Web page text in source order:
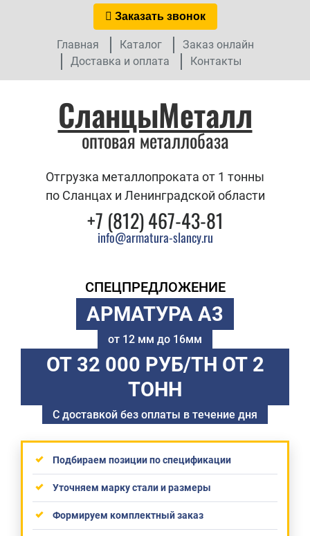
Заказать звонок
Главная Каталог
Заказ онлайн
Доставка и оплата
Контакты
СланцыМеталл
оптовая металлобаза
Отгрузка металлопроката от 1 тонны
по Сланцах и Ленинградской области
+7 (812) 467-43-81
info@armatura-slancy.ru
СПЕЦПРЕДЛОЖЕНИЕ
АРМАТУРА А3
от 12 мм до 16мм
ОТ 32 000 РУБ/ТН ОТ 2
ТОНН
С доставкой без оплаты в течение дня
Подбираем позиции по спецификации
Уточняем марку стали и размеры
Формируем комплектный заказ